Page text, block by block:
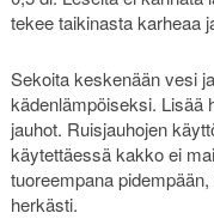
tekee taikinasta karheaa
Sekoita keskenään vesi
kädenlämpöiseksi. Lisää
jauhot. Ruisjauhojen
käytettäessä kakko ei
tuoreempana
herkästi.